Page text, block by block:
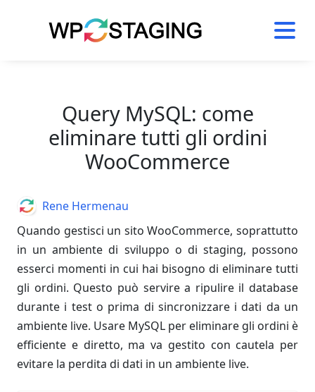
Query MySQL: come
eliminare tutti gli ordini
WooCommerce
Quando gestisci un sito WooCommerce, soprattutto
in un ambiente di sviluppo o di staging, possono
esserci momenti in cui hai bisogno di eliminare tutti
gli ordini. Questo può servire a ripulire il database
durante i test o prima di sincronizzare i dati da un
ambiente live. Usare MySQL per eliminare gli ordini è
efficiente e diretto, ma va gestito con cautela per
evitare la perdita di dati in un ambiente live.
AuthorRene Hermenau